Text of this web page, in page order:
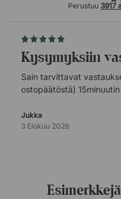
Perustuu 3917
Kysymyksiin
Sain tarvittavat
ostopäätöstä)
Jukka
3 Elokuu 2026